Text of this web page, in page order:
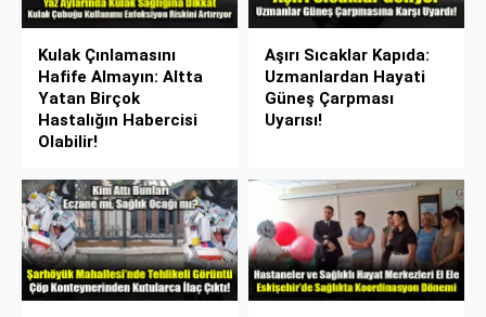
Kulak Çınlamasını
Hafife Almayın: Altta
Yatan Birçok
Hastalığın Habercisi
Olabilir!
Aşırı Sıcaklar Kapıda:
Uzmanlardan Hayati
Güneş Çarpması
Uyarısı!